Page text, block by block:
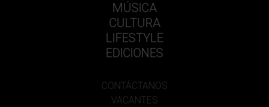
MÚSICA
CULTURA
LIFESTYLE
EDICIONES
CONTÁCTANOS
VACANTES